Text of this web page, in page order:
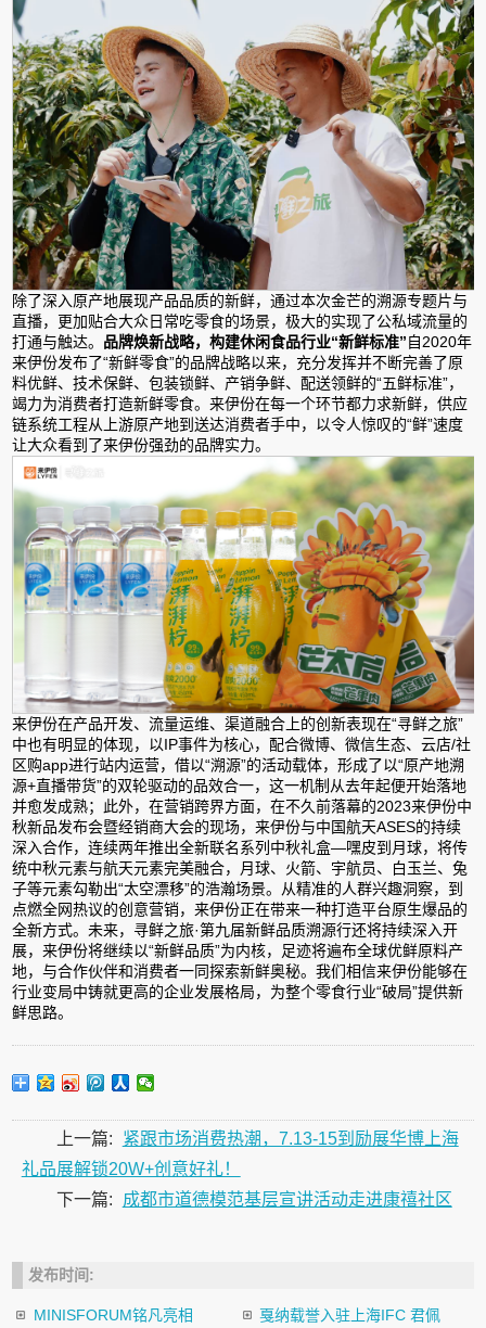
除了深入原产地展现产品品质的新鲜，通过本次金芒的溯源专题片与
直播，更加贴合大众日常吃零食的场景，极大的实现了公私域流量的
打通与触达。 品牌焕新战略，构建休闲食品行业“新鲜标准”自2020年
来伊份发布了“新鲜零食”的品牌战略以来，充分发挥并不断完善了原
料优鲜、技术保鲜、包装锁鲜、产销争鲜、配送领鲜的“五鲜标准”，
竭力为消费者打造新鲜零食。来伊份在每一个环节都力求新鲜，供应
链系统工程从上游原产地到送达消费者手中，以令人惊叹的“鲜”速度
让大众看到了来伊份强劲的品牌实力。
来伊份在产品开发、流量运维、渠道融合上的创新表现在“寻鲜之旅”
中也有明显的体现，以IP事件为核心，配合微博、微信生态、云店/社
区购app进行站内运营，借以“溯源”的活动载体，形成了以“原产地溯
源+直播带货”的双轮驱动的品效合一，这一机制从去年起便开始落地
并愈发成熟；此外，在营销跨界方面，在不久前落幕的2023来伊份中
秋新品发布会暨经销商大会的现场，来伊份与中国航天ASES的持续
深入合作，连续两年推出全新联名系列中秋礼盒—嘿皮到月球，将传
统中秋元素与航天元素完美融合，月球、火箭、宇航员、白玉兰、兔
子等元素勾勒出“太空漂移”的浩瀚场景。从精准的人群兴趣洞察，到
点燃全网热议的创意营销，来伊份正在带来一种打造平台原生爆品的
全新方式。未来，寻鲜之旅·第九届新鲜品质溯源行还将持续深入开
展，来伊份将继续以“新鲜品质”为内核，足迹将遍布全球优鲜原料产
地，与合作伙伴和消费者一同探索新鲜奥秘。我们相信来伊份能够在
行业变局中铸就更高的企业发展格局，为整个零食行业“破局”提供新
鲜思路。
上一篇:
紧跟市场消费热潮，7.13-15到励展华博上海
礼品展解锁20W+创意好礼！
下一篇:
成都市道德模范基层宣讲活动走进康禧社区
发布时间:
MINISFORUM铭凡亮相
戛纳载誉入驻上海IFC 君佩